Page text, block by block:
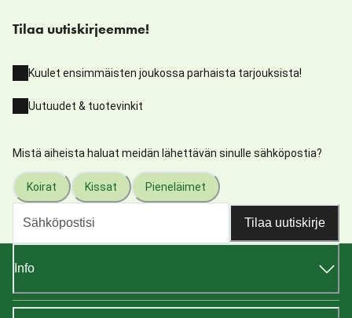
Tilaa uutiskirjeemme!
Kuulet ensimmäisten joukossa parhaista tarjouksista!
Uutuudet & tuotevinkit
Mistä aiheista haluat meidän lähettävän sinulle sähköpostia?
Koirat Kissat Pieneläimet
Tilaa uutiskirje
Info